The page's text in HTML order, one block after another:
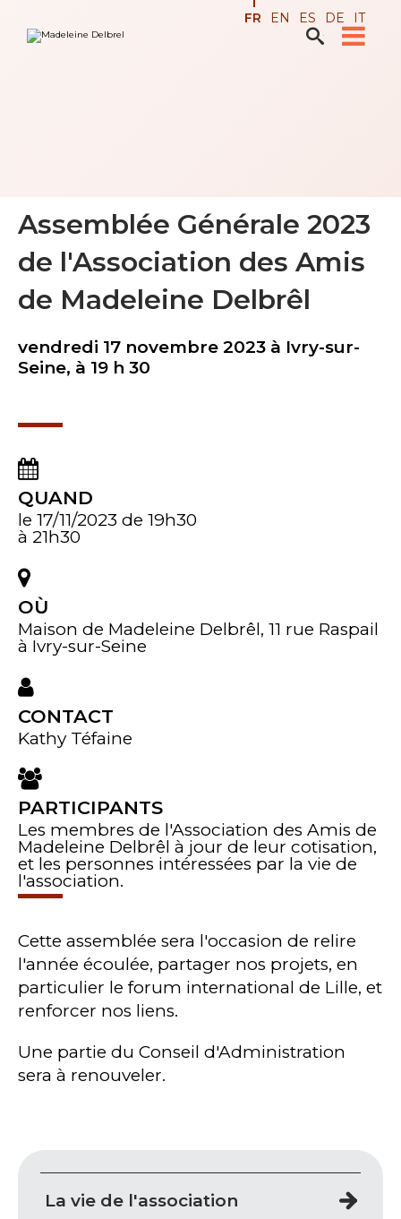
contenu.

Recherche avancée…
FR EN ES DE IT
Assemblée Générale 2023
de l'Association des Amis
de Madeleine Delbrêl
vendredi 17 novembre 2023 à Ivry-sur-
Seine, à 19 h 30
QUAND
le 17/11/2023 de 19h30
à 21h30
OÙ
Maison de Madeleine Delbrêl, 11 rue Raspail
à Ivry-sur-Seine
CONTACT
Kathy Téfaine
PARTICIPANTS
Les membres de l'Association des Amis de
Madeleine Delbrêl à jour de leur cotisation,
et les personnes intéressées par la vie de
l'association.
Cette assemblée sera l'occasion de relire
l'année écoulée, partager nos projets, en
particulier le forum international de Lille, et
renforcer nos liens.
Une partie du Conseil d'Administration
sera à renouveler.
La vie de l'association